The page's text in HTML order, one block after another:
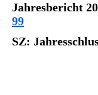
99
SZ: